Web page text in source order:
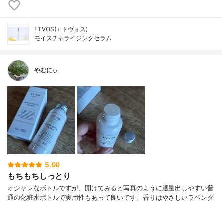
ETVOS(エトヴォス)
モイスチャライジングセラム
やむにぃ
5.00
もちもちしっとり
オシャレなボトルですが、開けてみると写真のように適量出しやすい普
通の化粧水ボトルで実用性もあって良いです。香りはやさしいラベンダ